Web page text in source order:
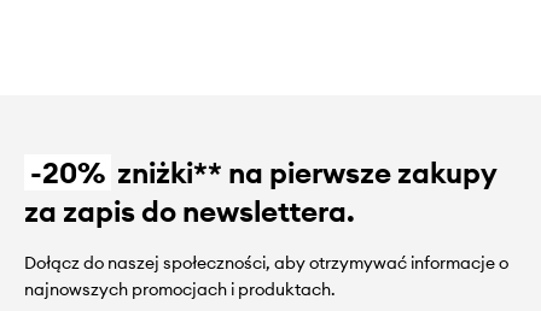
-20% zniżki** na pierwsze zakupy
za zapis do newslettera.
Dołącz do naszej społeczności, aby otrzymywać informacje o
najnowszych promocjach i produktach.